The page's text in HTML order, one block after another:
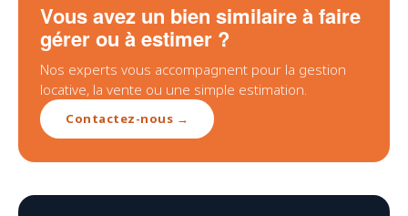
Vous avez un bien similaire à faire
gérer ou à estimer ?
Nos experts vous accompagnent pour la gestion
locative, la vente ou une simple estimation.
Contactez-nous →